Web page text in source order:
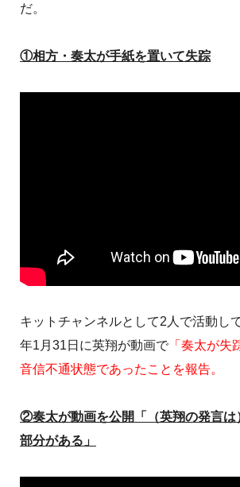
だ。
①相方・奏太が手紙を置いて失踪
キットチャンネルとして2人で活動し
年1月31日に英翔が動画で 「奏太が失
音信不通状態であったことを報告。
②奏太が動画を公開「（英翔の発言は
部分がある」